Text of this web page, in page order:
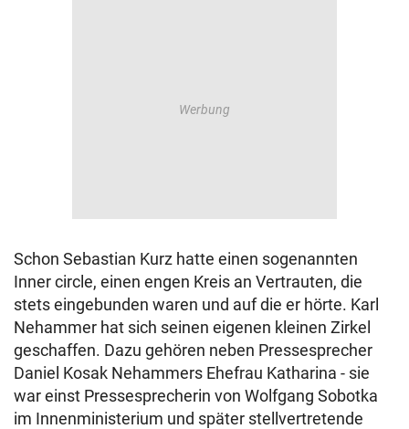
Schon Sebastian Kurz hatte einen sogenannten
Inner circle, einen engen Kreis an Vertrauten, die
stets eingebunden waren und auf die er hörte. Karl
Nehammer hat sich seinen eigenen kleinen Zirkel
geschaffen. Dazu gehören neben Pressesprecher
Daniel Kosak Nehammers Ehefrau Katharina - sie
war einst Pressesprecherin von Wolfgang Sobotka
im Innenministerium und später stellvertretende